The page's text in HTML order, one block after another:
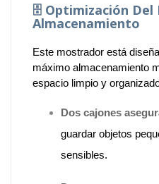
🗄️ Optimización Del
Almacenamiento
Este mostrador está
máximo almacenamiento
espacio limpio y
Dos cajones
guardar objetos
sensibles.